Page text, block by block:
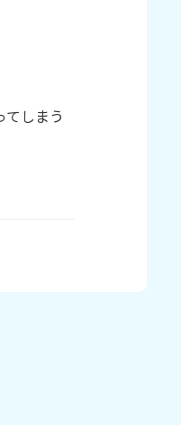
しまう